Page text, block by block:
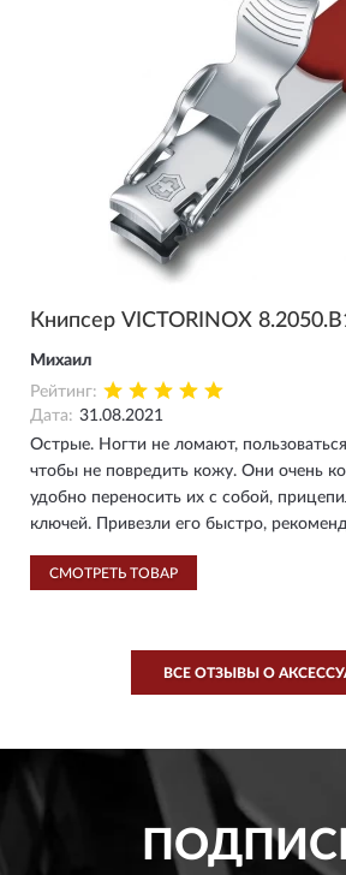
Книпсер VICTORINOX
Михаил
Рейтинг:
Дата: 31.08.2021
Острые. Ногти не ломают,
чтобы не повредить кожу. Они очень
удобно переносить их с собой,
ключей. Привезли его быстро,
СМОТРЕТЬ ТОВАР
ВСЕ ОТЗЫВЫ О